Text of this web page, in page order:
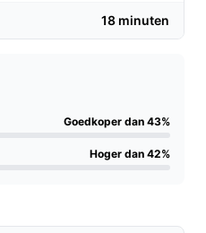
stof in één keer.
drukke gezinnen,
die op zoek is naar een
voor dagelijks gebruik
t.o.v. alternatieven
18 minuten
Goedkoper dan 43%
Hoger dan 42%